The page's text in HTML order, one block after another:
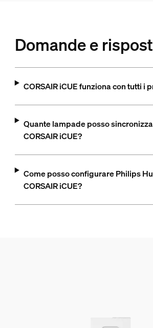
Domande e
CORSAIR iCUE funziona con tutti i
Quante lampade posso
CORSAIR iCUE?
Come posso configurare Philips
CORSAIR iCUE?